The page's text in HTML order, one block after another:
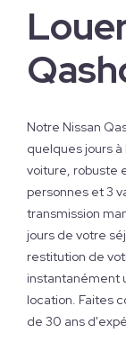
Notre Nissan
quelques jours
voiture, robuste
personnes et 3
transmission
jours de votre
restitution de
instantanément
location. Faites
de 30 ans